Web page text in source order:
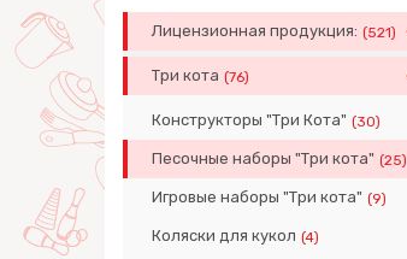
Лицензионная продукция: (521)
Три кота (76)
Конструкторы "Три Кота" (30)
Песочные наборы "Три кота" (25)
Игровые наборы "Три кота" (9)
Коляски для кукол (4)